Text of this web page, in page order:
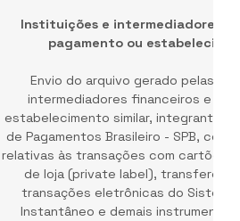
Instituições e intermediadores
pagamento ou
Envio do arquivo gerado pelas
intermediadores financeiros e de
estabelecimento similar, integrantes
de Pagamentos Brasileiro - SPB,
relativas às transações com cartões
de loja (private label),
transações eletrônicas do Sistema
Instantâneo e demais